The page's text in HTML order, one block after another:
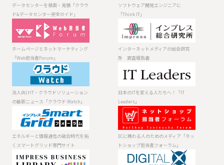
「クラウド&デー
タセンター完全
「Think IT」
ホームページと
ネットマーケテ
ィング「Web担
当者Forum」
インターネット
メディアの総合
研究所 調査報
法人向けIT・ク
ラウドソリュー
ションの最新ニ
ュース「クラウ
日本のITを変え
「IT Leaders」
エネルギーと情
報通信の融合時
代を拓くスマー
トグリッド専門
ECに携わる人の
ためのメディア
「ネットショッ
プ担当者フォー
製品 ⁄ サービスの
デジタルが生み
データセンターを検索・見積「クラウ
ド&データセンター完全ガイド」
ソフトウェア開発エンジニアに
「Think IT」
ホームページとネットマーケティング
「Web担当者Forum」
インターネットメディアの総合研究
所 調査報告書
法人向けIT・クラウドソリューション
の最新ニュース「クラウド Watch」
日本のITを変える人たちへ！「IT
Leaders」
エネルギーと情報通信の融合時代を拓
くスマートグリッド専門サイト
ECに携わる人のためのメディア「ネッ
トショップ担当者フォーラム」